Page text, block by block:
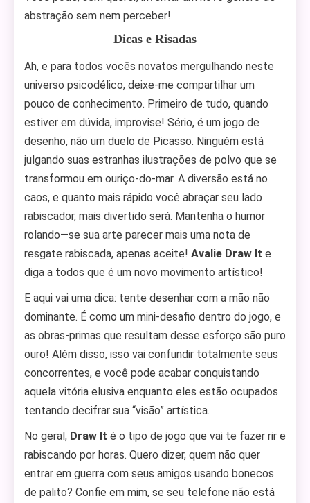
abstração sem nem perceber!
Dicas e Risadas
Ah, e para todos vocês novatos mergulhando neste
universo psicodélico, deixe-me compartilhar um
pouco de conhecimento. Primeiro de tudo, quando
estiver em dúvida, improvise! Sério, é um jogo de
desenho, não um duelo de Picasso. Ninguém está
julgando suas estranhas ilustrações de polvo que se
transformou em ouriço-do-mar. A diversão está no
caos, e quanto mais rápido você abraçar seu lado
rabiscador, mais divertido será. Mantenha o humor
rolando—se sua arte parecer mais uma nota de
resgate rabiscada, apenas aceite! Avalie Draw It e
diga a todos que é um novo movimento artístico!
E aqui vai uma dica: tente desenhar com a mão não
dominante. É como um mini-desafio dentro do jogo, e
as obras-primas que resultam desse esforço são puro
ouro! Além disso, isso vai confundir totalmente seus
concorrentes, e você pode acabar conquistando
aquela vitória elusiva enquanto eles estão ocupados
tentando decifrar sua “visão” artística.
No geral, Draw It é o tipo de jogo que vai te fazer rir e
rabiscando por horas. Quero dizer, quem não quer
entrar em guerra com seus amigos usando bonecos
de palito? Confie em mim, se seu telefone não está